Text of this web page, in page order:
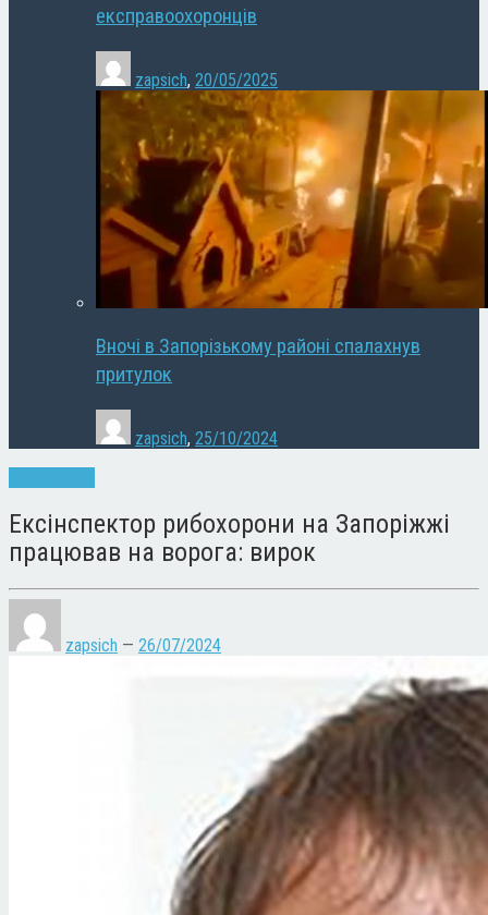
експравоохоронців
zapsich, 20/05/2025
Вночі в Запорізькому районі спалахнув
притулок
zapsich, 25/10/2024
Ексінспектор рибохорони на Запоріжжі
працював на ворога: вирок
zapsich — 26/07/2024